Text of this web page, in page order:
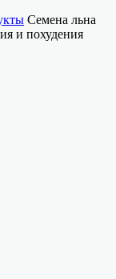
Семена льна
и похудения